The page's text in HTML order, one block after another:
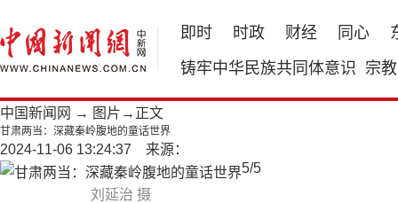
即时 时政 财经 同心
铸牢中华民族共同体意识 宗教
中国新闻网 → 图片 →正文
甘肃两当：深藏秦岭腹地的童话世界
2024-11-06 13:24:37 来源：
刘延治 摄
5/5